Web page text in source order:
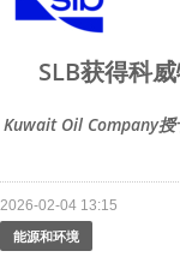
SLB获得科
Kuwait Oil Company
2026-02-04 13:15
能源和环境